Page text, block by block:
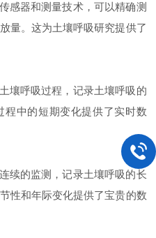
器和测量技术，可以精确测
量。这为土壤呼吸研究提供了
呼吸过程，记录土壤呼吸的
程中的短期变化提供了实时数
的监测，记录土壤呼吸的长
性和年际变化提供了宝贵的数